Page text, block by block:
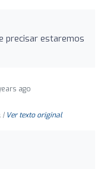
precisar estaremos
ago
| Ver texto original